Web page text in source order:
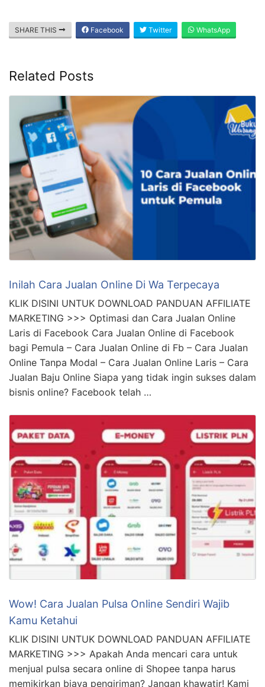
SHARE THIS Facebook Twitter WhatsApp
Related Posts
Inilah Cara Jualan Online Di Wa Terpecaya
KLIK DISINI UNTUK DOWNLOAD PANDUAN AFFILIATE
MARKETING >>> Optimasi dan Cara Jualan Online
Laris di Facebook Cara Jualan Online di Facebook
bagi Pemula – Cara Jualan Online di Fb – Cara Jualan
Online Tanpa Modal – Cara Jualan Online Laris – Cara
Jualan Baju Online Siapa yang tidak ingin sukses dalam
bisnis online? Facebook telah …
Wow! Cara Jualan Pulsa Online Sendiri Wajib
Kamu Ketahui
KLIK DISINI UNTUK DOWNLOAD PANDUAN AFFILIATE
MARKETING >>> Apakah Anda mencari cara untuk
menjual pulsa secara online di Shopee tanpa harus
memikirkan biaya pengiriman? Jangan khawatir! Kami